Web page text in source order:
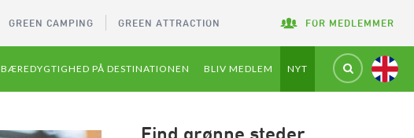
GREEN CAMPING GREEN ATTRACTION FOR MEDLEMMER
BÆREDYGTIGHED PÅ DESTINATIONEN BLIV MEDLEM NYT
Find grønne steder